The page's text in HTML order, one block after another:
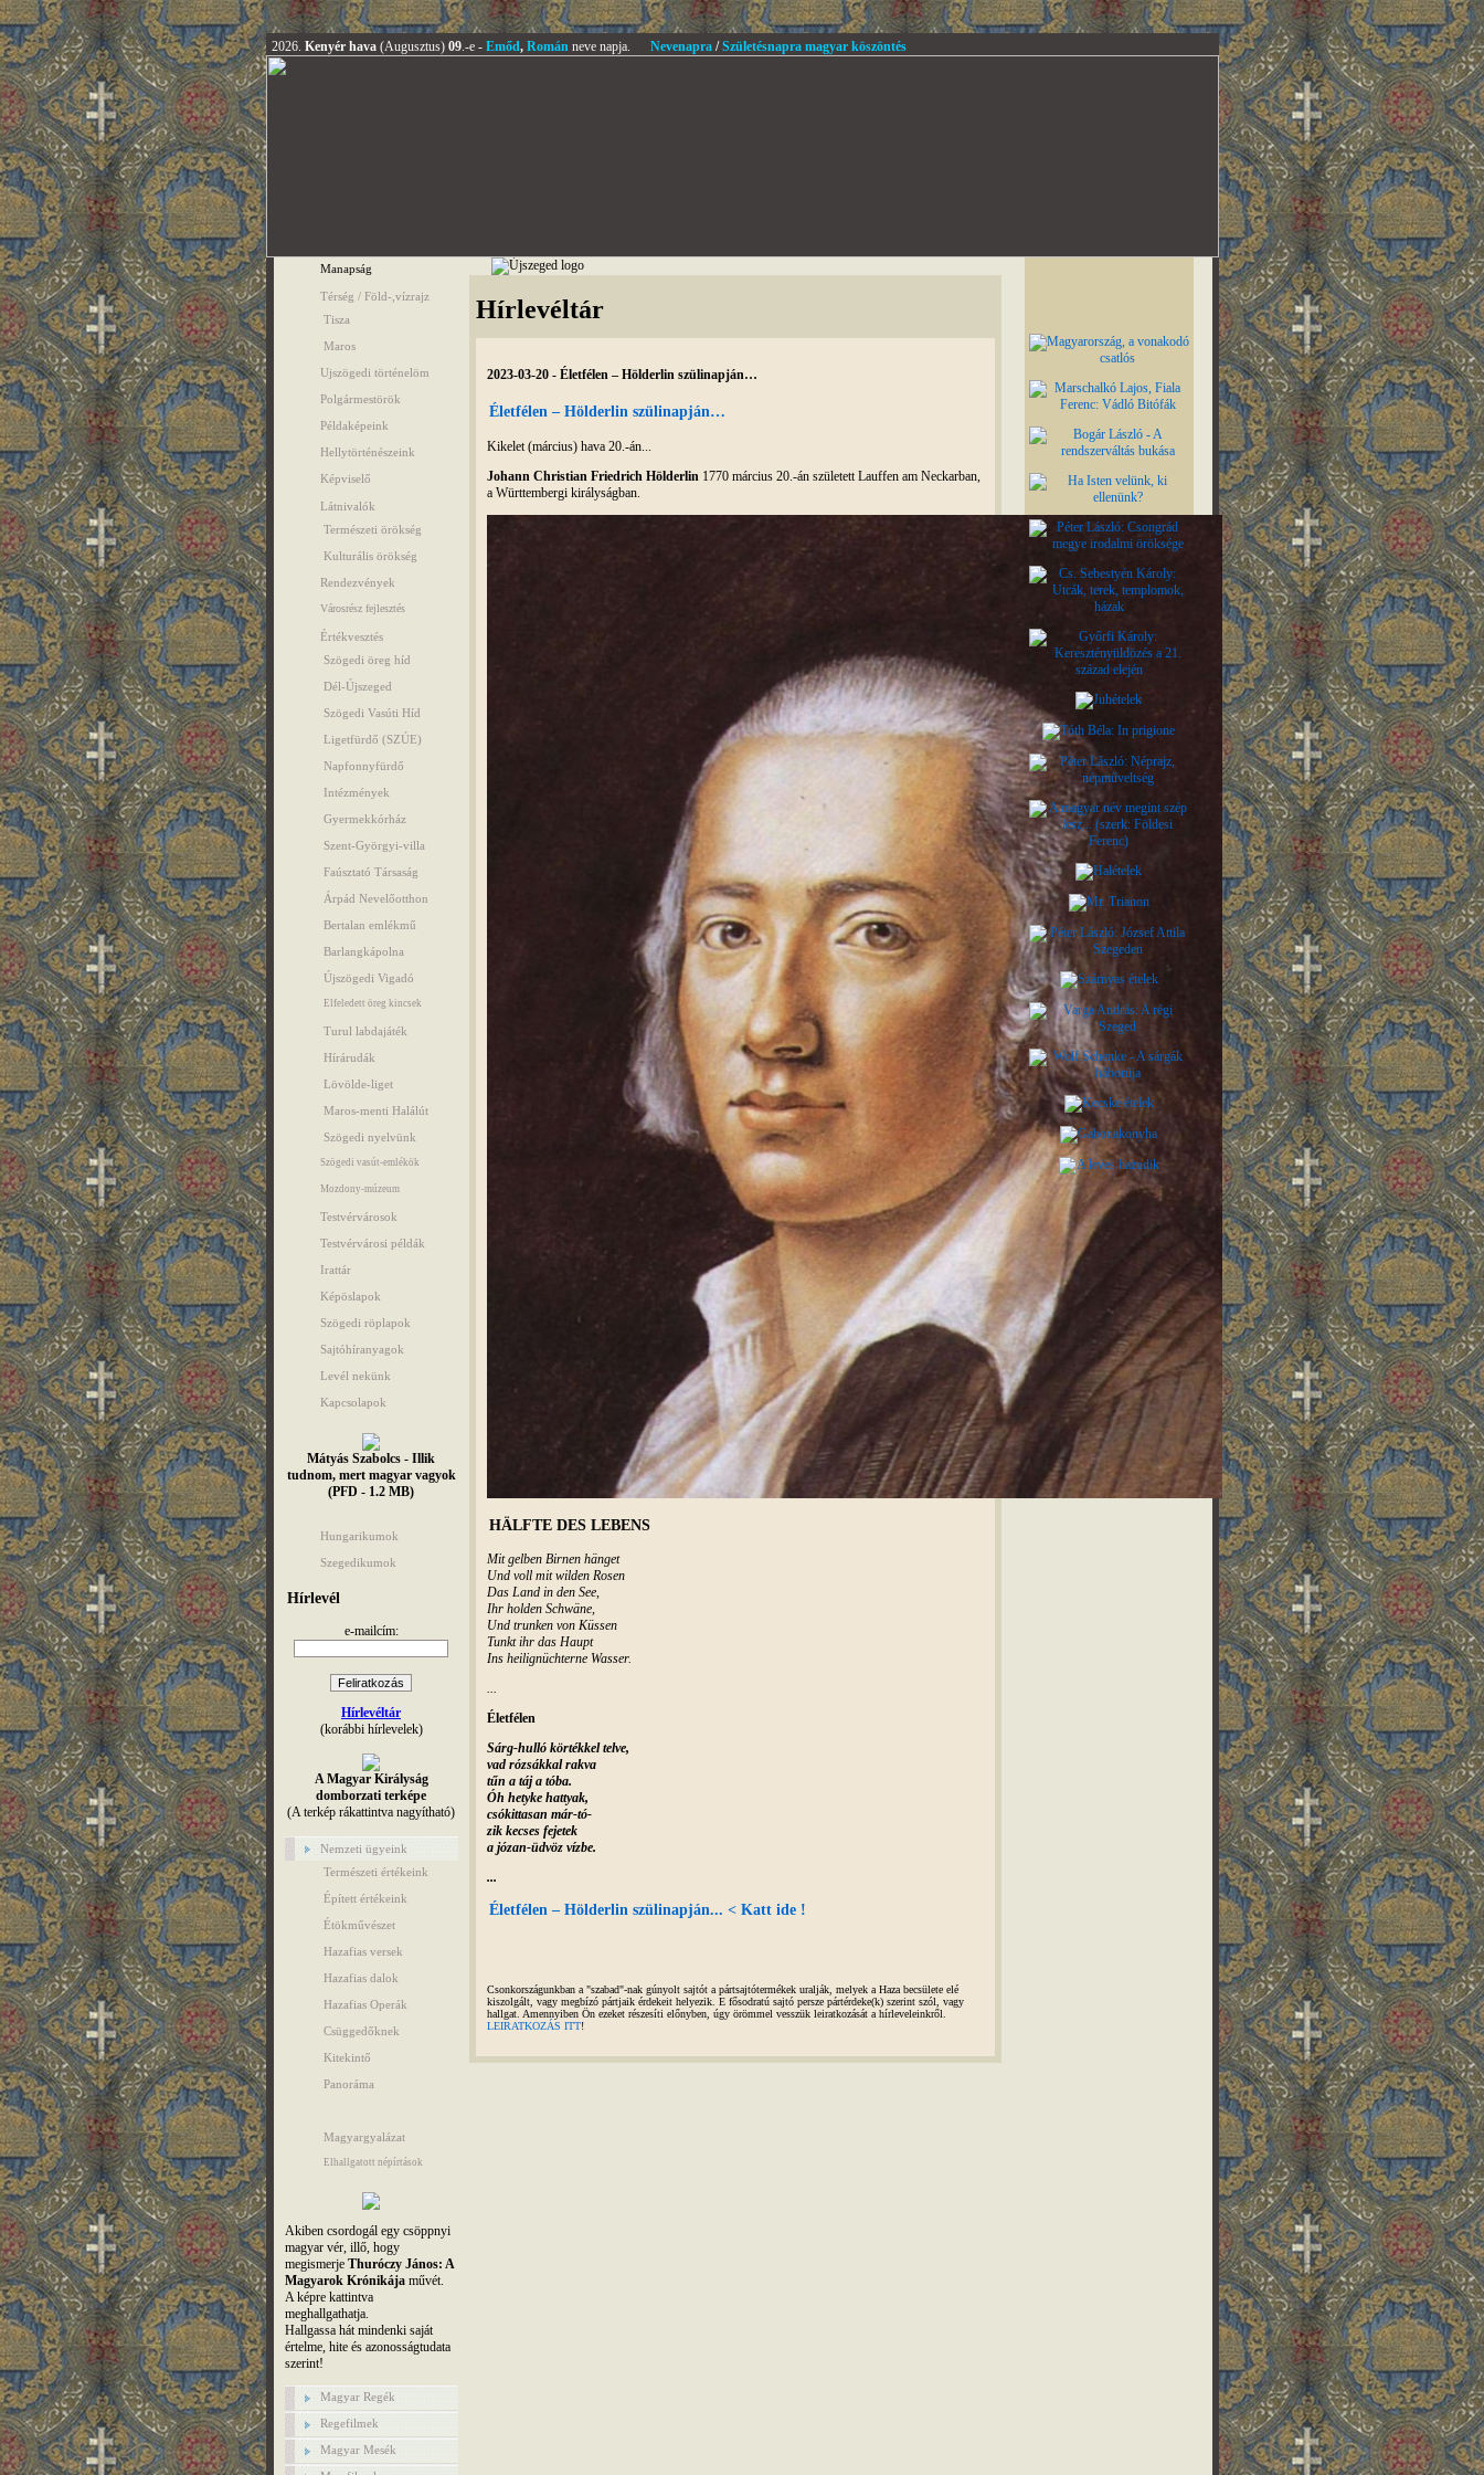
2026. Kenyér hava (Augusztus) 09.-e - Emőd, Románneve napja. Nevenapra/Születésnapra magyar köszöntés
Manapság
Térség / Föld-,vízrajz
Tisza
Maros
Ujszögedi történelöm
Polgármestörök
Példaképeink
Hellytörténészeink
Képviselő
Látnivalók
Természeti örökség
Kulturális örökség
Rendezvények
Városrész fejlesztés
Értékvesztés
Szögedi öreg híd
Dél-Újszeged
Szögedi Vasúti Híd
Ligetfürdő (SZÚE)
Napfonnyfürdő
Intézmények
Gyermekkórház
Szent-Györgyi-villa
Faúsztató Társaság
Árpád Nevelőotthon
Bertalan emlékmű
Barlangkápolna
Újszögedi Vigadó
Elfeledett öreg kincsek
Turul labdajáték
Hírárudák
Lövölde-liget
Maros-menti Halálút
Szögedi nyelvünk
Szögedi vasút-emlékök
Mozdony-múzeum
Testvérvárosok
Testvérvárosi példák
Irattár
Képöslapok
Szögedi röplapok
Sajtóhíranyagok
Levél nekünk
Kapcsolapok
Mátyás Szabolcs - Illik
tudnom, mert magyar vagyok
(PFD - 1.2 MB)
Hungarikumok
Szegedikumok
Hírlevél
e-mailcím:
Hírlevéltár
(korábbi hírlevelek)
A Magyar Királyság
domborzati terképe
(A terkép rákattintva nagyítható)
Nemzeti ügyeink
Természeti értékeink
Épített értékeink
Étökművészet
Hazafias versek
Hazafias dalok
Hazafias Operák
Csüggedőknek
Kitekintő
Panoráma
Magyargyalázat
Elhallgatott népírtások
Akiben csordogál egy csöppnyi
magyar vér, illő, hogy
megismerje Thuróczy János: A
Magyarok Krónikájaművét.
A képre kattintva
meghallgathatja.
Hallgassa hát mindenki saját
értelme, hite és azonosságtudata
szerint!
Magyar Regék
Regefilmek
Magyar Mesék
Hírlevéltár
2023-03-20 - Életfélen – Hölderlin szülinapján…
Életfélen – Hölderlin szülinapján…
Kikelet (március) hava 20.-án...
Johann Christian Friedrich Hölderlin1770 március 20.-án született Lauffen am Neckarban,
a Württembergi királyságban.
HÄLFTE DES LEBENS
Mit gelben Birnen hänget
Und voll mit wilden Rosen
Das Land in den See,
Ihr holden Schwäne,
Und trunken von Küssen
Tunkt ihr das Haupt
Ins heilignüchterne Wasser.
...
Életfélen
Sárg-hulló körtékkel telve,
vad rózsákkal rakva
tűn a táj a tóba.
Óh hetyke hattyak,
csókittasan már-tó-
zik kecses fejetek
a józan-üdvöz vízbe.
...
Életfélen – Hölderlin szülinapján... < Katt ide !
Csonkországunkban a "szabad"-nak gúnyolt sajtót a pártsajtótermékek uralják, melyek a Haza becsülete elé
kiszolgált, vagy megbízó pártjaik érdekeit helyezik. E fősodratú sajtó persze pártérdeke(k) szerint szól, vagy
hallgat. Amennyiben Ön ezeket részesíti előnyben, úgy örömmel vesszük leiratkozását a hírleveleinkről.
LEIRATKOZÁS ITT!